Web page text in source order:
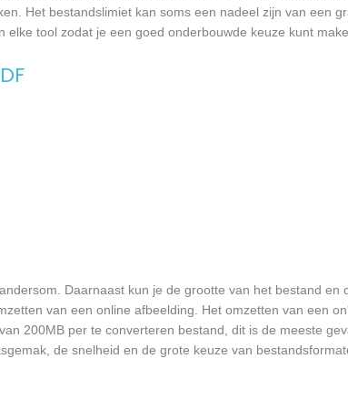
Het bestandslimiet kan soms een nadeel zijn van een
tool zodat je een goed onderbouwde keuze kunt
Daarnaast kun je de grootte van het bestand en
van een online afbeelding. Het omzetten van een
200MB per te converteren bestand, dit is de meeste
de snelheid en de grote keuze van